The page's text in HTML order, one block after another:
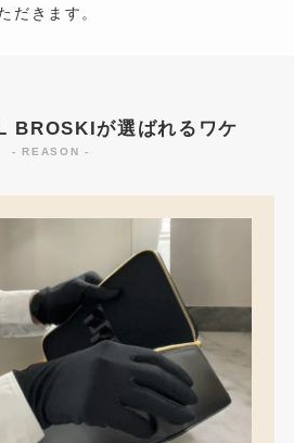
だきます。
BROSKIが選ばれるワケ
- REASON -